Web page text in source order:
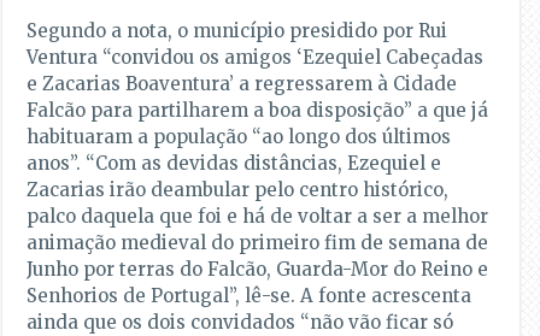
Segundo a nota, o município presidido por Rui
Ventura “convidou os amigos ‘Ezequiel Cabeçadas
e Zacarias Boaventura’ a regressarem à Cidade
Falcão para partilharem a boa disposição” a que já
habituaram a população “ao longo dos últimos
anos”. “Com as devidas distâncias, Ezequiel e
Zacarias irão deambular pelo centro histórico,
palco daquela que foi e há de voltar a ser a melhor
animação medieval do primeiro fim de semana de
Junho por terras do Falcão, Guarda-Mor do Reino e
Senhorios de Portugal”, lê-se. A fonte acrescenta
ainda que os dois convidados “não vão ficar só